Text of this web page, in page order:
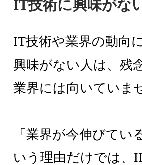
IT技術に興味がな
IT技術や業界の動向
興味がない人は、残
業界には向いていま
「業界が今伸びてい
いう理由だけでは、